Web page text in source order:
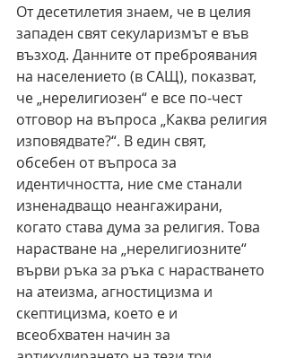
От десетилетия знаем, че в целия
западен свят секуларизмът е във
възход. Данните от преброявания
на населението (в САЩ), показват,
че „нерелигиозен“ е все по-чест
отговор на въпроса „Каква религия
изповядвате?“. В един свят,
обсебен от въпроса за
идентичността, ние сме станали
изненадващо неангажирани,
когато става дума за религия. Това
нарастване на „нерелигиозните“
върви ръка за ръка с нарастването
на атеизма, агностицизма и
скептицизма, което е и
всеобхватен начин за